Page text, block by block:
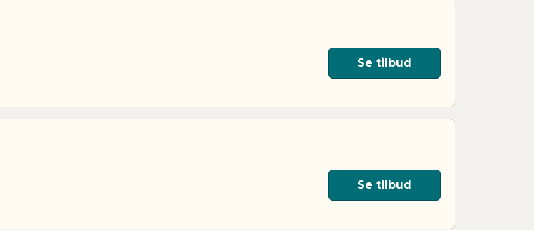
Se tilbud
Se tilbud